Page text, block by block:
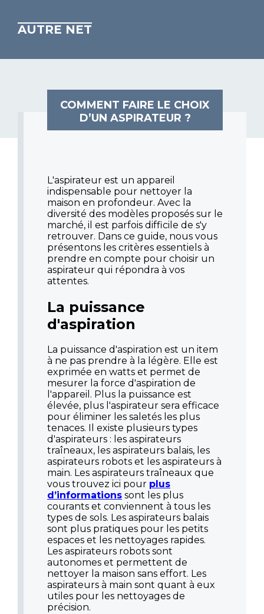
AUTRE NET
COMMENT FAIRE LE CHOIX
D’UN ASPIRATEUR ?
L'aspirateur est un appareil
indispensable pour nettoyer la
maison en profondeur. Avec la
diversité des modèles proposés sur le
marché, il est parfois difficile de s'y
retrouver. Dans ce guide, nous vous
présentons les critères essentiels à
prendre en compte pour choisir un
aspirateur qui répondra à vos
attentes.
La puissance
d'aspiration
La puissance d'aspiration est un item
à ne pas prendre à la légère. Elle est
exprimée en watts et permet de
mesurer la force d'aspiration de
l'appareil. Plus la puissance est
élevée, plus l'aspirateur sera efficace
pour éliminer les saletés les plus
tenaces. Il existe plusieurs types
d'aspirateurs : les aspirateurs
traîneaux, les aspirateurs balais, les
aspirateurs robots et les aspirateurs à
main. Les aspirateurs traîneaux que
vous trouvez ici pour plus
d’informations sont les plus
courants et conviennent à tous les
types de sols. Les aspirateurs balais
sont plus pratiques pour les petits
espaces et les nettoyages rapides.
Les aspirateurs robots sont
autonomes et permettent de
nettoyer la maison sans effort. Les
aspirateurs à main sont quant à eux
utiles pour les nettoyages de
précision.